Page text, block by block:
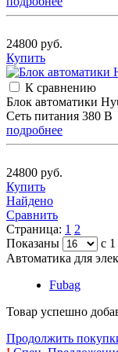
24800 руб.
Купить
К сравнению
Блок автоматики
Сеть питания 380 В
подробнее
24800 руб.
Купить
Найдено
Сравнить
Страница: 1 2
Показаны
с
Автоматика для
Fubag
Товар успешно
Продолжить